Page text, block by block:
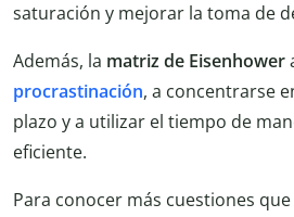
saturación y mejorar la toma de
Además, la matriz de Eisenhower
procrastinación, a concentrarse
plazo y a utilizar el tiempo de
eficiente.
Para conocer más cuestiones